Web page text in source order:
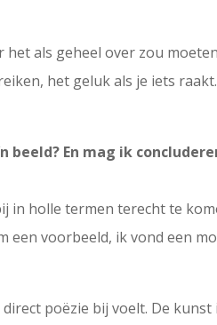
als geheel over zou
het geluk als je iets
beeld? En mag ik
in holle termen terecht te
een voorbeeld, ik vond een
poëzie bij voelt. De kunst